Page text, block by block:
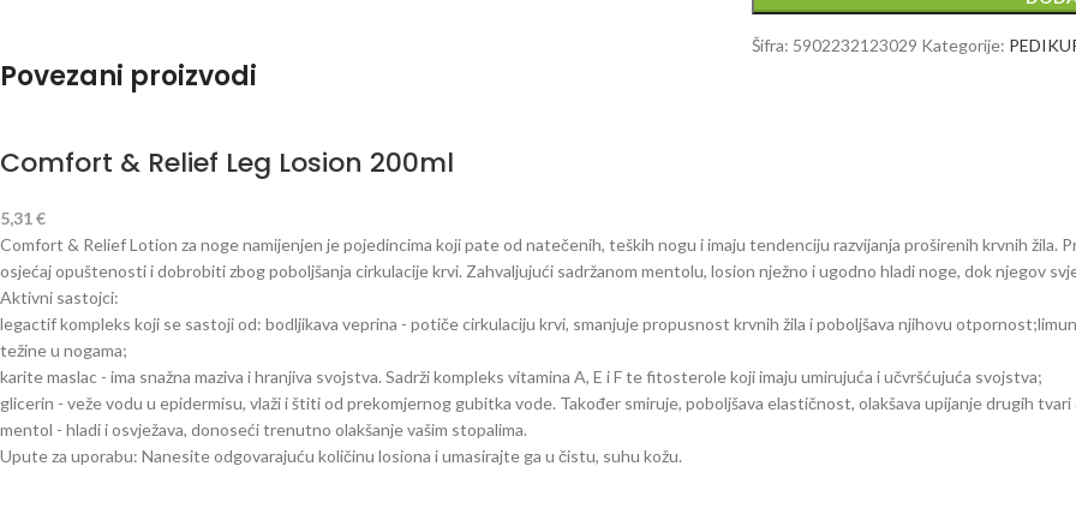
Šifra: 5902232123029 Kategorije:
Povezani proizvodi
Comfort & Relief Leg Losion 200ml
5,31€
Comfort & Relief Lotion za noge namijenjen je pojedincima koji pate od natečenih, teških nogu i imaju tendenciju razvijanja proširenih krvnih žila.
osjećaj opuštenosti i dobrobiti zbog poboljšanja cirkulacije krvi. Zahvaljujući sadržanom mentolu, losion nježno i ugodno hladi noge, dok njegov
Aktivni sastojci:
legactif kompleks koji se sastoji od: bodljikava veprina - potiče cirkulaciju krvi, smanjuje propusnost krvnih žila i poboljšava njihovu
težine u nogama;
karite maslac - ima snažna maziva i hranjiva svojstva. Sadrži kompleks vitamina A, E i F te fitosterole koji imaju umirujuća i učvršćujuća svojstva;
glicerin - veže vodu u epidermisu, vlaži i štiti od prekomjernog gubitka vode. Također smiruje, poboljšava elastičnost, olakšava upijanje drugih tvari
mentol - hladi i osvježava, donoseći trenutno olakšanje vašim stopalima.
Upute za uporabu: Nanesite odgovarajuću količinu losiona i umasirajte ga u čistu, suhu kožu.